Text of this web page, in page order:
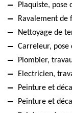
Plaquiste, pose
Ravalement de
Nettoyage de
Carreleur, pose
Plombier,
Electricien,
Peinture et
Peinture et